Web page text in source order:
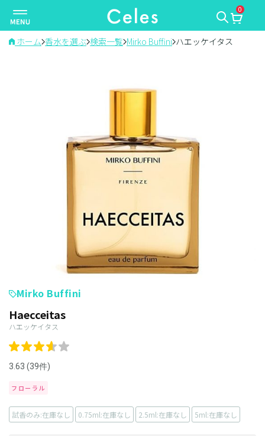
ナ
ビ
ゲ
0
ホーム 香水を選ぶ 検索一覧 Mirko Buffini ハエッケイタス
Mirko Buffini
Haecceitas
ハエッケイタス
3.63 (39件)
フローラル
試香のみ:在庫なし 0.75ml:在庫なし 2.5ml:在庫なし 5ml:在庫なし